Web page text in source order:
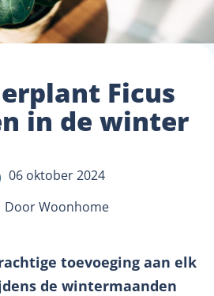
Ficus
in de winter
06 oktober 2024
Door Woonhome
toevoeging aan elk
de wintermaanden